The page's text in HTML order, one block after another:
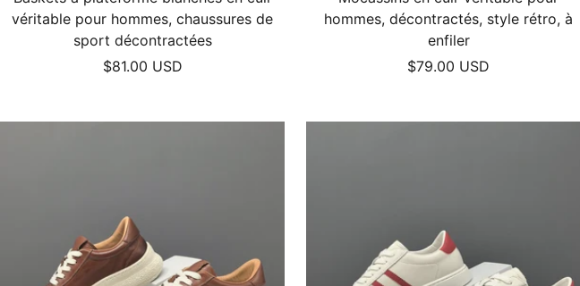
véritable pour hommes, chaussures de
sport décontractées
Prix
$81.00 USD
hommes, décontractés, style rétro, à
enfiler
Prix
$79.00 USD